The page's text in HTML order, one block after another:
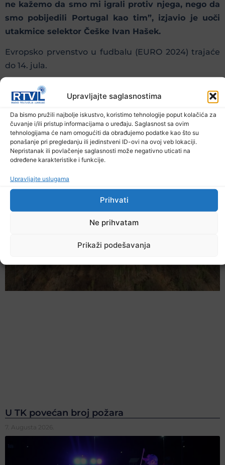
Upravljajte saglasnostima
Da bismo pružili najbolje iskustvo, koristimo tehnologije poput kolačića za
čuvanje i/ili pristup informacijama o uređaju. Saglasnost sa ovim
tehnologijama će nam omogućiti da obrađujemo podatke kao što su
ponašanje pri pregledanju ili jedinstveni ID-ovi na ovoj veb lokaciji.
Nepristanak ili povlačenje saglasnosti može negativno uticati na
određene karakteristike i funkcije.
Upravljajte uslugama
Prihvati
Ne prihvatam
Prikaži podešavanja
ne kažemo da smo mi igrali protiv njega, nego da
smo pobijedili Portugal kao tim”, izjavio je uoči
utakmice selektor Češke Ivan Hašek.
Evropsko prvenstvo u fudbalu (EURO 2024) trajaće
do 14. jula.
Prethodna vijest Sljedeća vijest
Podijelite na mrežama
Ostale novosti
U TK povećan broj požara
7. Augusta 2026.